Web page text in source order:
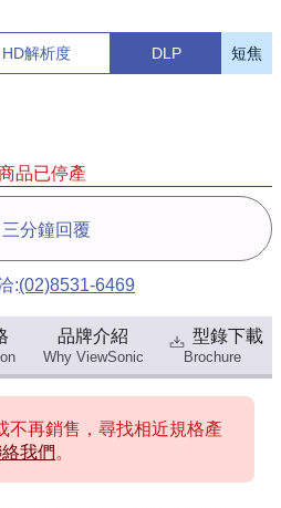
解析度 DLP
短焦
品已停產
三分鐘回覆
:(02)8531-6469
品牌介紹
Why ViewSonic
型錄下載
Brochure
不再銷售，尋找相近規格產
我們 。